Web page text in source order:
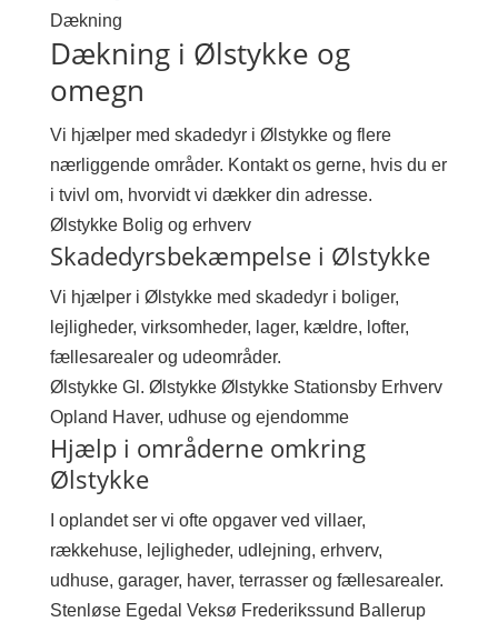
Dækning
Dækning i Ølstykke og
omegn
Vi hjælper med skadedyr i Ølstykke og flere
nærliggende områder. Kontakt os gerne, hvis du er
i tvivl om, hvorvidt vi dækker din adresse.
Ølstykke Bolig og erhverv
Skadedyrsbekæmpelse i Ølstykke
Vi hjælper i Ølstykke med skadedyr i boliger,
lejligheder, virksomheder, lager, kældre, lofter,
fællesarealer og udeområder.
Ølstykke Gl. Ølstykke Ølstykke Stationsby Erhverv
Opland Haver, udhuse og ejendomme
Hjælp i områderne omkring
Ølstykke
I oplandet ser vi ofte opgaver ved villaer,
rækkehuse, lejligheder, udlejning, erhverv,
udhuse, garager, haver, terrasser og fællesarealer.
Stenløse Egedal Veksø Frederikssund Ballerup